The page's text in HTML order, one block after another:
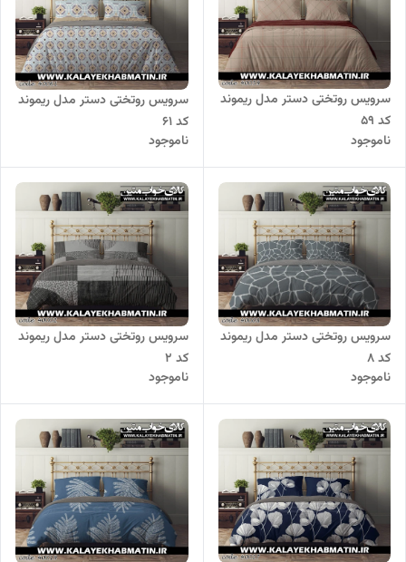
سرویس روتختی دستر مدل ریموند
کد 59
ناموجود
سرویس روتختی دستر مدل ریموند
کد 61
ناموجود
سرویس روتختی دستر مدل ریموند
کد 8
ناموجود
سرویس روتختی دستر مدل ریموند
کد 2
ناموجود